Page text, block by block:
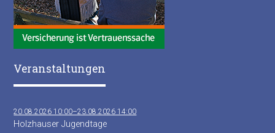
Veranstaltungen
20.08.2026 10:00–23.08.2026 14:00
Holzhauser Jugendtage